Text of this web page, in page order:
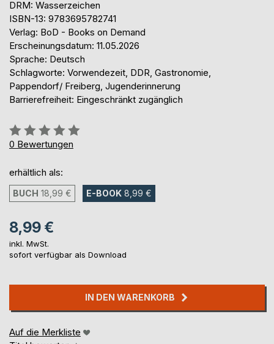
DRM: Wasserzeichen
ISBN-13: 9783695782741
Verlag: BoD - Books on Demand
Erscheinungsdatum: 11.05.2026
Sprache: Deutsch
Schlagworte: Vorwendezeit, DDR, Gastronomie,
Pappendorf/ Freiberg, Jugenderinnerung
Barrierefreiheit: Eingeschränkt zugänglich
Bewertung::
0%
0 Bewertungen
erhältlich als:
BUCH 18,99 € E-BOOK 8,99 €
8,99 €
inkl. MwSt.
sofort verfügbar als Download
IN DEN WARENKORB
Auf die Merkliste